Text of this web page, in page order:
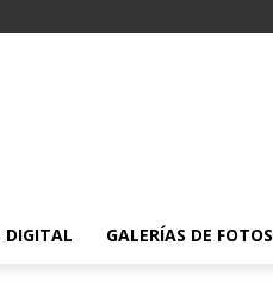
DIGITAL GALERÍAS DE FOTOS